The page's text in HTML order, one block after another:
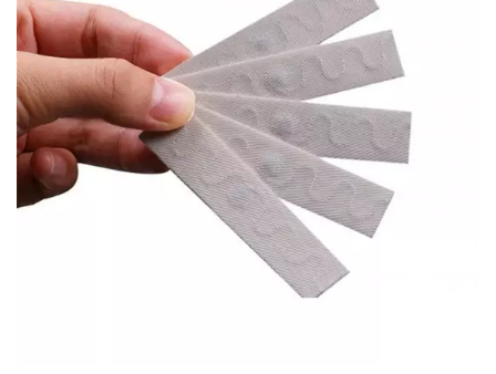
Italiano
Español
Português
Nederland
عربي
日语